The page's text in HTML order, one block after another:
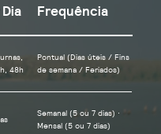
Frequência
48h
Pontual (Dias úteis / Fins
de semana / Feriados)
Semanal (5 ou 7 dias) ·
Mensal (5 ou 7 dias)